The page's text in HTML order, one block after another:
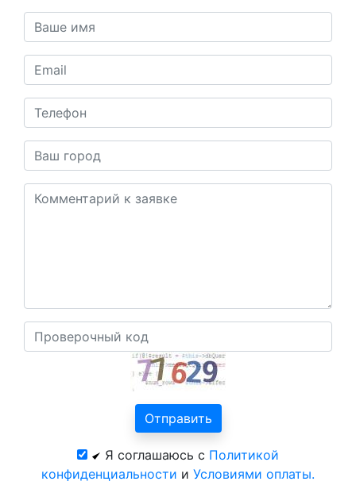
Я соглашаюсь с Политикой
конфиденциальности и Условиями оплаты.